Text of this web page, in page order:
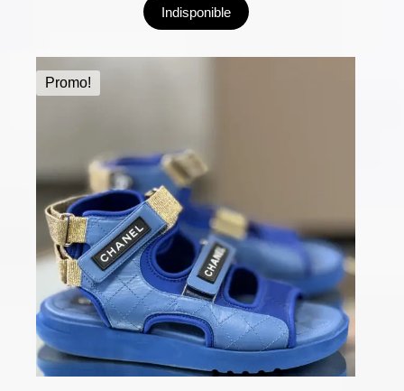
Indisponible
Promo!